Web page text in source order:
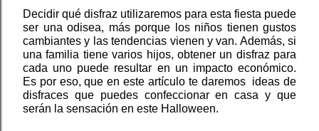
Decidir qué disfraz utilizaremos para esta fiesta puede
ser una odisea, más porque los niños tienen gustos
cambiantes y las tendencias vienen y van. Además, si
una familia tiene varios hijos, obtener un disfraz para
cada uno puede resultar en un impacto económico.
Es por eso, que en este artículo te daremos  ideas de
disfraces que puedes confeccionar en casa y que
serán la sensación en este Halloween.